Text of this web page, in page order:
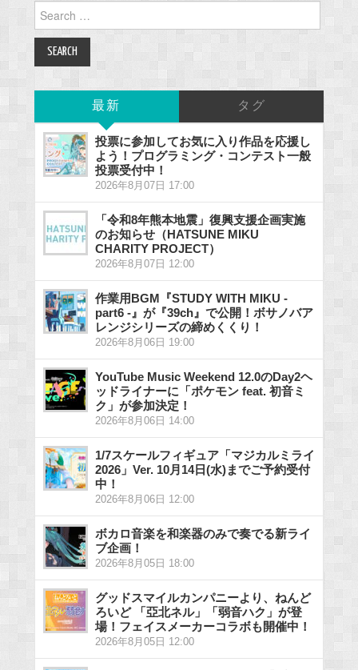
for:
最新 タグ
投票に参加してお気に入り作品を応援し
よう！プログラミング・コンテスト一般
投票受付中！
2026年8月07日 17:00
「令和8年熊本地震」復興支援企画実施
のお知らせ（HATSUNE MIKU
CHARITY PROJECT）
2026年8月07日 12:00
作業用BGM『STUDY WITH MIKU -
part6 -』が『39ch』で公開！ボサノバア
レンジシリーズの締めくくり！
2026年8月06日 19:00
YouTube Music Weekend 12.0のDay2ヘ
ッドライナーに「ポケモン feat. 初音ミ
ク」が参加決定！
2026年8月06日 14:00
1/7スケールフィギュア「マジカルミライ
2026」Ver. 10月14日(水)までご予約受付
中！
2026年8月06日 12:00
ボカロ音楽を和楽器のみで奏でる新ライ
ブ企画！
2026年8月05日 18:00
グッドスマイルカンパニーより、ねんど
ろいど 「亞北ネル」「弱音ハク」が登
場！フェイスメーカーコラボも開催中！
2026年8月05日 12:00